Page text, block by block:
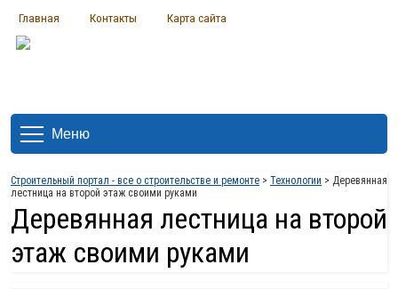
Главная Контакты Карта сайта
Меню
Строительный портал - все о строительстве и ремонте > Технологии > Деревянная
лестница на второй этаж своими руками
Деревянная лестница на второй
этаж своими руками